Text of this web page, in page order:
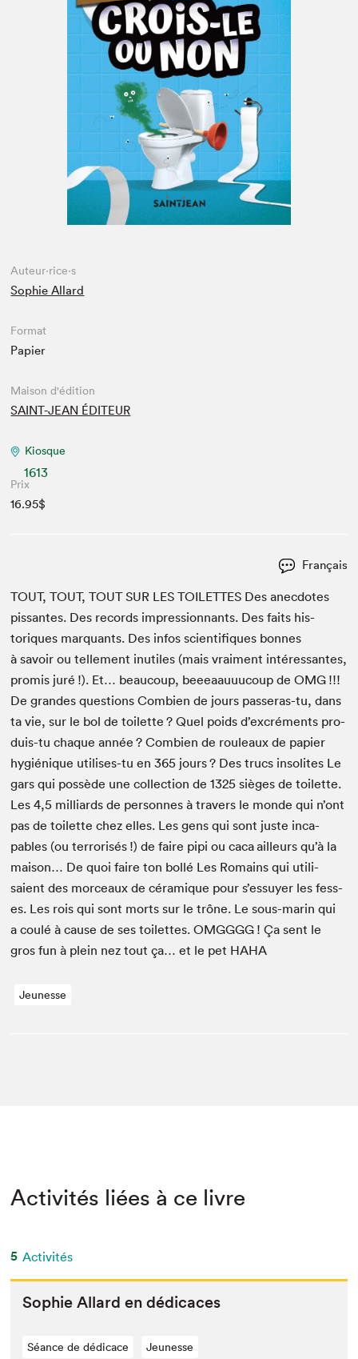
Espace enseignant·e·s
Espace pro
Auteur·rice·s
Sophie Allard
Format
Papier
Maison d'édition
SAINT-JEAN ÉDITEUR
Kiosque
1613
Prix
16.95$
Français
TOUT,TOUT,TOUT SUR LES TOI­LETTES Des anec­dotes
pis­santes. Des records impres­sion­nants. Des faits his­
toriques mar­quants. Des infos sci­en­tifiques bonnes
à savoir ou telle­ment inutiles (mais vrai­ment intéres­santes,
promis juré !). Et… beau­coup, beeeaau­u­u­coup deOMG !!!
De grandes ques­tions Com­bi­en de jours passeras-tu, dans
ta vie, sur le bol de toi­lette ? Quel poids d’excréments pro­
duis-tu chaque année ? Com­bi­en de rouleaux de papi­er
hygiénique utilis­es-tu en365 jours ? Des trucs inso­lites Le
gars qui pos­sède une col­lec­tion de1325 sièges de toi­lette.
Les4,5 mil­liards de per­son­nes à tra­vers le monde qui n’ont
pas de toi­lette chez elles. Les gens qui sont juste inca­
pables (ou ter­ror­isés !) de faire pipi ou caca ailleurs qu’à la
mai­son… De quoi faire ton bol­lé Les Romains qui util­i­
saient des morceaux de céramique pour s’essuyer les fess­
es. Les rois qui sont morts sur le trône. Le sous-marin qui
a coulé à cause de ses toi­lettes.OMGGGG ! Ça sent le
gros fun à plein nez tout ça… et le pet HAHA
Jeunesse
Activités liées à ce livre
5 Activités
Sophie Allard en dédicaces
Séance de dédicace Jeunesse